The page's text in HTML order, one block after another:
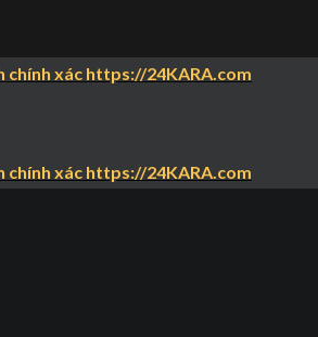
chính xác https://24KARA.com
chính xác https://24KARA.com